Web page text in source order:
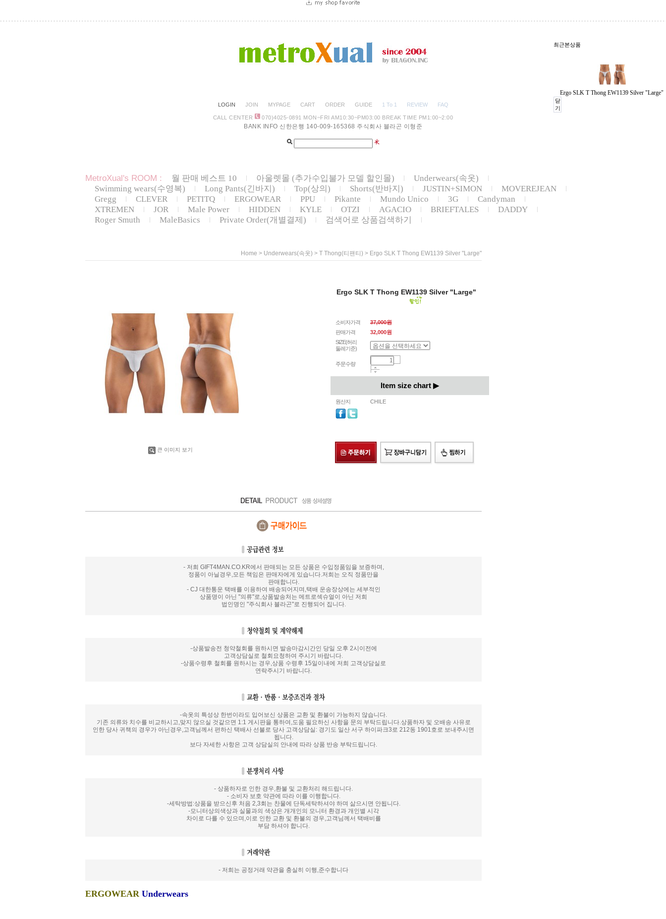
최근본상품
Ergo SLK T Thong EW1139 Silver "Large"
닫
기
LOGIN JOIN MYPAGE CART ORDER GUIDE 1 To 1 REVIEW FAQ
CALL CENTER 070)4025-0891 MON~FRI AM10:30~PM03:00 BREAK TIME PM1:00~2:00
BANK INFO 신한은행 140-009-165368 주식회사 블라곤 이형준
MetroXual's ROOM : 월 판매 베스트 10 아울렛몰 (추가수입불가 모델 할인몰)
Underwears(속옷)
Swimming wears(수영복)
Long Pants(긴바지) Top(상의) Shorts(반바지) JUSTIN+SIMON
MOVEREJEAN
Gregg
CLEVER PETITQ ERGOWEAR PPU Pikante Mundo Unico 3G
Candyman
XTREMEN
JOR Male Power HIDDEN KYLE OTZI AGACIO BRIEFTALES
DADDY
Roger Smuth
MaleBasics Private Order(개별결제) 검색어로 상품검색하기
Home > Underwears(속옷) > T Thong(티팬티) > Ergo SLK T Thong EW1139 Silver "Large"
큰 이미지 보기
Ergo SLK T Thong EW1139 Silver "Large"
소비자가격
37,000원
판매가격
32,000원
SIZE(허리
둘레기준)
주문수량
Item size chart ▶
원산지 CHILE
- 저희 GIFT4MAN.CO.KR에서 판매되는 모든 상품은 수입정품임을 보증하며,
정품이 아닐경우,모든 책임은 판매자에게 있습니다.저희는 오직 정품만을
판매합니다.
- CJ 대한통운 택배를 이용하여 배송되어지며,택배 운송장상에는 세부적인
상품명이 아닌 "의류"로,상품발송처는 메트로섹슈얼이 아닌 저희
법인명인 "주식회사 블라곤"로 진행되어 집니다.
-상품발송전 청약철회를 원하시면 발송마감시간인 당일 오후 2시이전에
고객상담실로 철회요청하여 주시기 바랍니다.
-상품수령후 철회를 원하시는 경우,상품 수령후 15일이내에 저희 고객상담실로
연락주시기 바랍니다.
-속옷의 특성상 한번이라도 입어보신 상품은 교환 및 환불이 가능하지 않습니다.
기존 의류와 치수를 비교하시고,맞지 않으실 것같으면 1:1 게시판을 통하여,도움 필요하신 사항을 문의 부탁드립니다.상품하자 및 오배송 사유로
인한 당사 귀책의 경우가 아닌경우,고객님께서 편하신 택배사 선불로 당사 고객상담실: 경기도 일산 서구 하이파크3로 212동 1901호로 보내주시면
됩니다.
보다 자세한 사항은 고객 상담실의 안내에 따라 상품 반송 부탁드립니다.
- 상품하자로 인한 경우,환불 및 교환처리 해드립니다.
- 소비자 보호 약관에 따라 이를 이행합니다.
-세탁방법:상품을 받으신후 처음 2,3회는 찬물에 단독세탁하셔야 하며 삶으시면 안됩니다.
-모니터상의색상과 실물과의 색상은 개개인의 모니터 환경과 개인별 시각
차이로 다를 수 있으며,이로 인한 교환 및 환불의 경우,고객님께서 택배비를
부담 하셔야 합니다.
- 저희는 공정거래 약관을 충실히 이행,준수합니다
ERGOWEAR Underwears